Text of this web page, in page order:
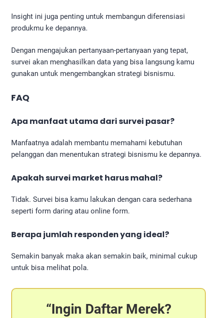
Insight ini juga penting untuk membangun diferensiasi
produkmu ke depannya.
Dengan mengajukan pertanyaan-pertanyaan yang tepat,
survei akan menghasilkan data yang bisa langsung kamu
gunakan untuk mengembangkan strategi bisnismu.
FAQ
Apa manfaat utama darisurvei pasar?
Manfaatnya adalah membantu memahami kebutuhan
pelanggan dan menentukan strategi bisnismu ke depannya.
Apakah survei market harus mahal?
Tidak. Survei bisa kamu lakukan dengan cara sederhana
seperti form daring atau online form.
Berapa jumlah responden yang ideal?
Semakin banyak maka akan semakin baik, minimal cukup
untuk bisa melihat pola.
Ingin Daftar Merek?